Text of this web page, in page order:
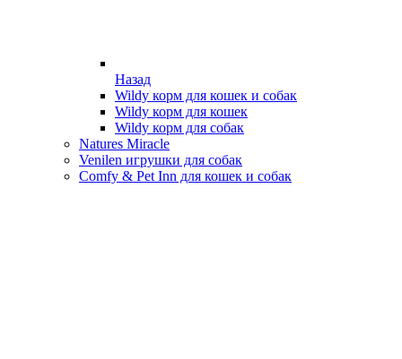
Назад
Wildy корм для кошек и собак
Wildy корм для кошек
Wildy корм для собак
Natures Miracle
Venilen игрушки для собак
Comfy & Pet Inn для кошек и собак